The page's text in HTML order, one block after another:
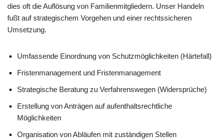
dies oft die Auflösung von Familienmitgliedern. Unser Handeln
fußt auf strategischem Vorgehen und einer rechtssicheren
Umsetzung.
Umfassende Einordnung von Schutzmöglichkeiten (Härtefall)
Fristenmanagement und Fristenmanagement
Strategische Beratung zu Verfahrenswegen (Widersprüche)
Erstellung von Anträgen auf aufenthaltsrechtliche
Möglichkeiten
Organisation von Abläufen mit zuständigen Stellen